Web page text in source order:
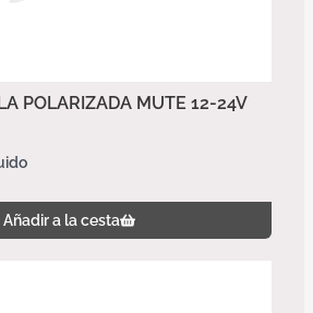
POLARIZADA MUTE 12-24V
Añadir a la cesta